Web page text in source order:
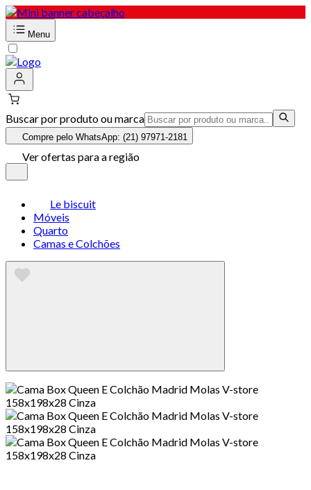
Menu
Buscar por produto ou marca
Compre pelo WhatsApp: (21) 97971-2181
Ver ofertas para a região
Le biscuit
Móveis
Quarto
Camas e Colchões